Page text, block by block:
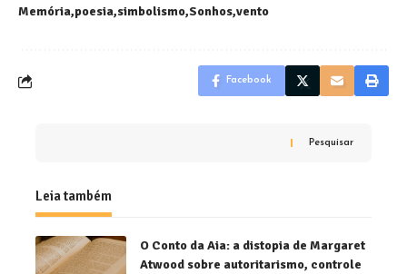
Memória poesia simbolismo Sonhos vento
Facebook
Pesquisar
Leia também
O Conto da Aia: a distopia de Margaret
Atwood sobre autoritarismo, controle